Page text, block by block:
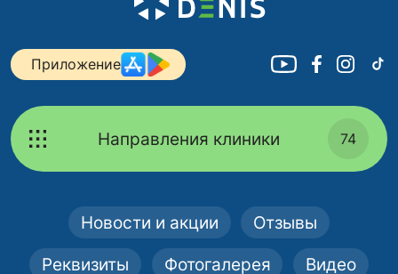
Приложение
Направления клиники 74
Новости и акции Отзывы
Реквизиты Фотогалерея Видео